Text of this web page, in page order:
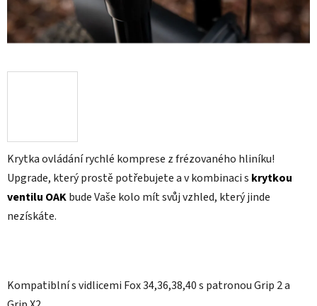
Krytka ovládání rychlé komprese z frézovaného hliníku!
Upgrade, který prostě potřebujete a v kombinaci s krytkou
ventilu OAKbude Vaše kolo mít svůj vzhled, který jinde
nezískáte.
Kompatiblní s vidlicemi Fox 34,36,38,40 s patronou Grip 2 a